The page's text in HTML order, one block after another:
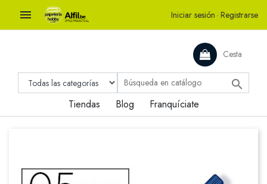
 Iniciar sesión · Registrarse
Cesta

Tiendas Blog Franquíciate